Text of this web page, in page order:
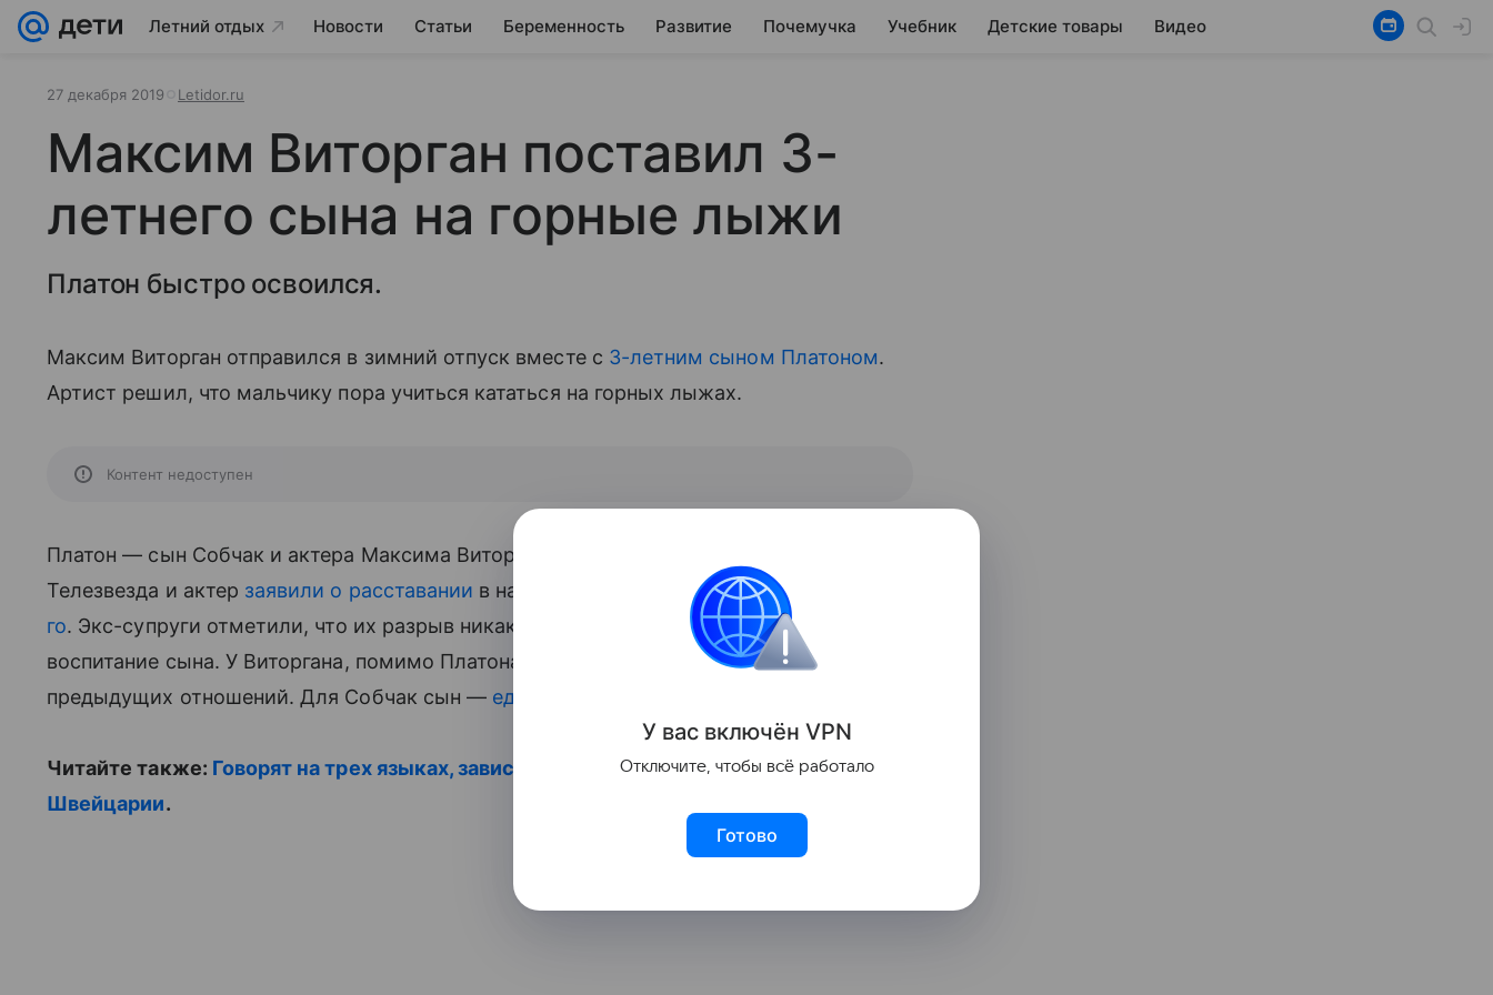
Летний отдых Новости Статьи Беременность Развитие Почемучка Учебник Детские товары Видео
27 декабря 2019 Letidor.ru
Максим Виторган поставил 3-
летнего сына на горные лыжи
Платон быстро освоился.
Максим Виторган отправился в зимний отпуск вместе с 3-летним сыном Платоном.
Артист решил, что мальчику пора учиться кататься на горных лыжах.
Контент недоступен
Платон — сын Собчак и актера Максима Виторгана —
Телезвезда и актер заявили о расставании в начале марта, а
развелись в июне 2019-
го. Экс-супруги отметили, что их разрыв никак не повлияет на совместное
воспитание сына. У Виторгана, помимо Платона, есть двое взрослых детей от
предыдущих отношений. Для Собчак сын — единственный ребенок
Читайте также: Говорят на трех языках, зависят от гаджетов: как растут дети в
Швейцарии.
У вас включён VPN
Отключите, чтобы всё работало
Готово